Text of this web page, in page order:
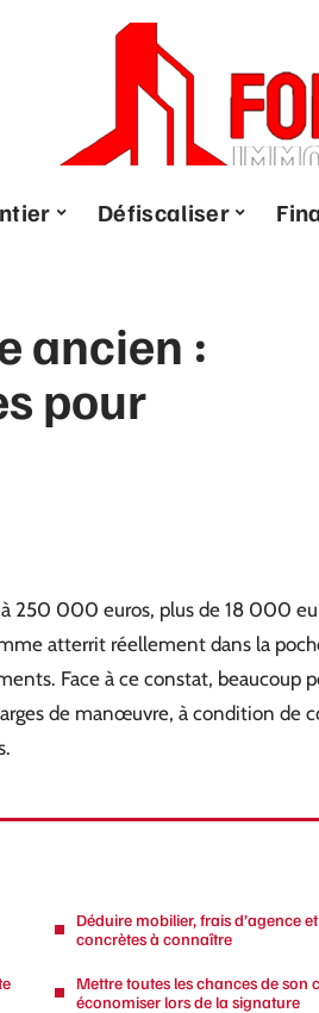
Défiscaliser
ancien :
pour
250 000 euros, plus de 18 000
atterrit réellement dans la
Face à ce constat, beaucoup
de manœuvre, à condition de
Déduire mobilier, frais d’agence
concrètes à connaître
Mettre toutes les chances de son
économiser lors de la signature